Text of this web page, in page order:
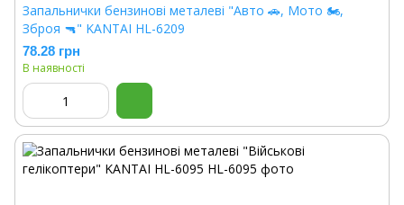
Запальнички бензинові металеві "Авто 🚗, Мото 🏍,
Зброя 🔫" KANTAI HL-6209
78.28 грн
В наявності